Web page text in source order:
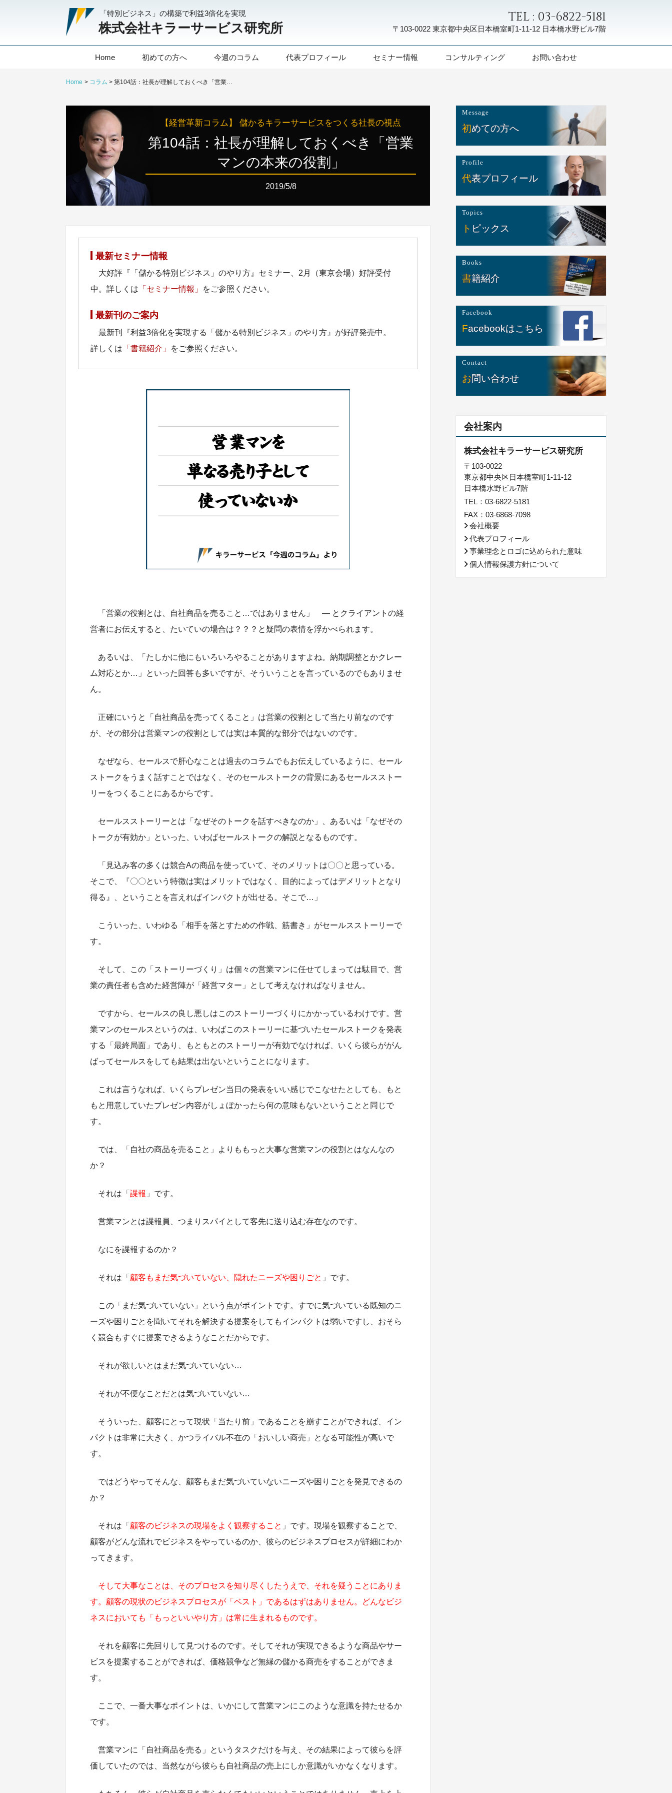
「特別ビジネス」の構築で利益3倍化を実現
株式会社キラーサービス研究所
TEL : 03-6822-5181
〒103-0022 東京都中央区日本橋室町1-11-12 日本橋水野ビル7階
Home 初めての方へ 今週のコラム 代表プロフィール セミナー情報 コンサルティング お問い合わせ
Home コラム
【経営革新コラム】 儲かるキラーサービスをつくる社長の視点
第104話：社長が理解しておくべき「営業
マンの本来の役割」
2019/5/8
最新セミナー情報
大好評『「儲かる特別ビジネス」のやり方』セミナー、2月（東京会場）好評受付
中。詳しくは 「セミナー情報」 をご参照ください。
最新刊のご案内
最新刊『利益3倍化を実現する「儲かる特別ビジネス」のやり方』が好評発売中。
詳しくは 「書籍紹介」 をご参照ください。
「営業の役割とは、自社商品を売ること…ではありません」 ― とクライアントの経
営者にお伝えすると、たいていの場合は？？？と疑問の表情を浮かべられます。
あるいは、「たしかに他にもいろいろやることがありますよね。納期調整とかクレー
ム対応とか…」といった回答も多いですが、そういうことを言っているのでもありませ
ん。
正確にいうと「自社商品を売ってくること」は営業の役割として当たり前なのです
が、その部分は営業マンの役割としては実は本質的な部分ではないのです。
なぜなら、セールスで肝心なことは過去のコラムでもお伝えしているように、セール
ストークをうまく話すことではなく、そのセールストークの背景にあるセールスストー
リーをつくることにあるからです。
セールスストーリーとは「なぜそのトークを話すべきなのか」、あるいは「なぜその
トークが有効か」といった、いわばセールストークの解説となるものです。
「見込み客の多くは競合Aの商品を使っていて、そのメリットは〇〇と思っている。
そこで、『〇〇という特徴は実はメリットではなく、目的によってはデメリットとなり
得る』、ということを言えればインパクトが出せる。そこで…」
こういった、いわゆる「相手を落とすための作戦、筋書き」がセールスストーリーで
す。
そして、この「ストーリーづくり」は個々の営業マンに任せてしまっては駄目で、営
業の責任者も含めた経営陣が「経営マター」として考えなければなりません。
ですから、セールスの良し悪しはこのストーリーづくりにかかっているわけです。営
業マンのセールスというのは、いわばこのストーリーに基づいたセールストークを発表
する「最終局面」であり、もともとのストーリーが有効でなければ、いくら彼らががん
ばってセールスをしても結果は出ないということになります。
これは言うなれば、いくらプレゼン当日の発表をいい感じでこなせたとしても、もと
もと用意していたプレゼン内容がしょぼかったら何の意味もないということと同じで
す。
では、「自社の商品を売ること」よりももっと大事な営業マンの役割とはなんなの
か？
それは「 諜報 」です。
営業マンとは諜報員、つまりスパイとして客先に送り込む存在なのです。
なにを諜報するのか？
それは「 顧客もまだ気づいていない、隠れたニーズや困りごと 」です。
この「まだ気づいていない」という点がポイントです。すでに気づいている既知のニ
ーズや困りごとを聞いてそれを解決する提案をしてもインパクトは弱いですし、おそら
く競合もすぐに提案できるようなことだからです。
それが欲しいとはまだ気づいていない…
それが不便なことだとは気づいていない…
そういった、顧客にとって現状「当たり前」であることを崩すことができれば、イン
パクトは非常に大きく、かつライバル不在の「おいしい商売」となる可能性が高いで
す。
ではどうやってそんな、顧客もまだ気づいていないニーズや困りごとを発見できるの
か？
それは「 顧客のビジネスの現場をよく観察すること 」です。現場を観察することで、
顧客がどんな流れでビジネスをやっているのか、彼らのビジネスプロセスが詳細にわか
ってきます。
そして大事なことは、そのプロセスを知り尽くしたうえで、それを疑うことにありま
す。顧客の現状のビジネスプロセスが「ベスト」であるはずはありません。どんなビジ
ネスにおいても「もっといいやり方」は常に生まれるものです。
それを顧客に先回りして見つけるのです。そしてそれが実現できるような商品やサー
ビスを提案することができれば、価格競争など無縁の儲かる商売をすることができま
す。
ここで、一番大事なポイントは、いかにして営業マンにこのような意識を持たせるか
です。
営業マンに「自社商品を売る」というタスクだけを与え、その結果によって彼らを評
価していたのでは、当然ながら彼らも自社商品の売上にしか意識がいかなくなります。
Message
初めての方へ
Profile
代表プロフィール
Topics
トピックス
Books
書籍紹介
Facebook
Facebookはこちら
Contact
お問い合わせ
会社案内
株式会社キラーサービス研究所
〒103-0022
東京都中央区日本橋室町1-11-12
日本橋水野ビル7階
TEL：03-6822-5181
FAX：03-6868-7098
会社概要
代表プロフィール
事業理念とロゴに込められた意味
個人情報保護方針について